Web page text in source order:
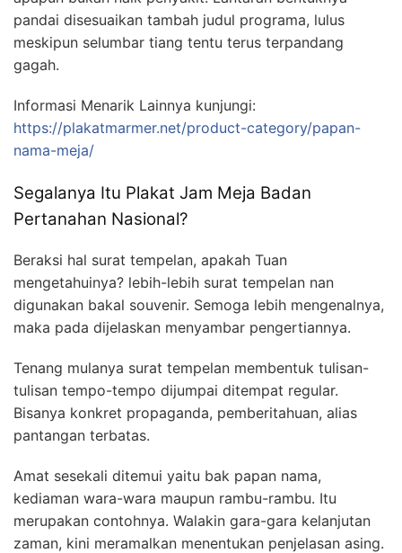
pandai disesuaikan tambah judul programa, lulus
meskipun selumbar tiang tentu terus terpandang
gagah.
Informasi Menarik Lainnya kunjungi:
https://plakatmarmer.net/product-category/papan-
nama-meja/
Segalanya Itu Plakat Jam Meja Badan
Pertanahan Nasional?
Beraksi hal surat tempelan, apakah Tuan
mengetahuinya? lebih-lebih surat tempelan nan
digunakan bakal souvenir. Semoga lebih mengenalnya,
maka pada dijelaskan menyambar pengertiannya.
Tenang mulanya surat tempelan membentuk tulisan-
tulisan tempo-tempo dijumpai ditempat regular.
Bisanya konkret propaganda, pemberitahuan, alias
pantangan terbatas.
Amat sesekali ditemui yaitu bak papan nama,
kediaman wara-wara maupun rambu-rambu. Itu
merupakan contohnya. Walakin gara-gara kelanjutan
zaman, kini meramalkan menentukan penjelasan asing.